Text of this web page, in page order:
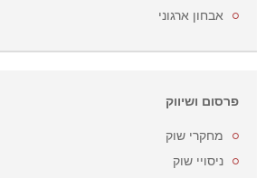
אבחון ארגוני
פרסום ושיווק
מחקרי שוק
ניסויי שוק